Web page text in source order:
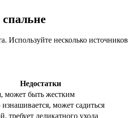
несколько
Недостатки
может быть жестким
может садиться
требует деликатного ухода